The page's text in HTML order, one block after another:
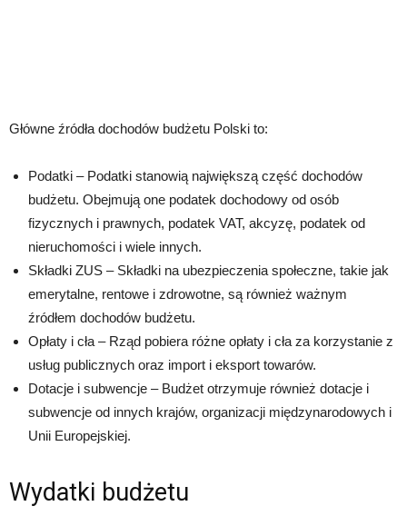
Główne źródła dochodów budżetu Polski to:
Podatki – Podatki stanowią największą część dochodów
budżetu. Obejmują one podatek dochodowy od osób
fizycznych i prawnych, podatek VAT, akcyzę, podatek od
nieruchomości i wiele innych.
Składki ZUS – Składki na ubezpieczenia społeczne, takie jak
emerytalne, rentowe i zdrowotne, są również ważnym
źródłem dochodów budżetu.
Opłaty i cła – Rząd pobiera różne opłaty i cła za korzystanie z
usług publicznych oraz import i eksport towarów.
Dotacje i subwencje – Budżet otrzymuje również dotacje i
subwencje od innych krajów, organizacji międzynarodowych i
Unii Europejskiej.
Wydatki budżetu